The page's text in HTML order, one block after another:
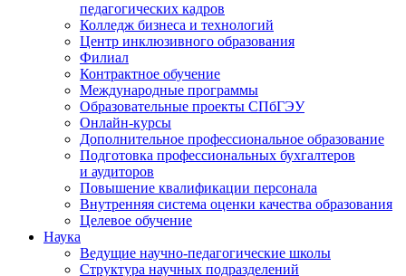
педагогических кадров
Колледж бизнеса и технологий
Центр инклюзивного образования
Филиал
Контрактное обучение
Международные программы
Образовательные проекты СПбГЭУ
Онлайн-курсы
Дополнительное профессиональное образование
Подготовка профессиональных бухгалтеров
и аудиторов
Повышение квалификации персонала
Внутренняя система оценки качества образования
Целевое обучение
Наука
Ведущие научно-педагогические школы
Структура научных подразделений